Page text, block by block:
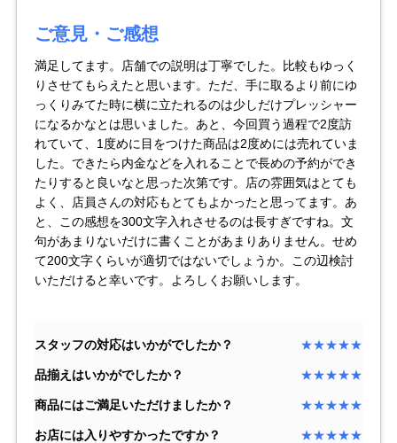
オーデマピゲ ウブロ カルティエ
グランド
セイコー
オメガ IWC
ヴァシュロン
コンスタンタン
チューダー パネライ
ご意見・ご感想
満足してます。店舗での説明は丁寧でした。比較もゆっく
りさせてもらえたと思います。ただ、手に取るより前にゆ
っくりみてた時に横に立たれるのは少しだけプレッシャー
になるかなとは思いました。あと、今回買う過程で2度訪
れていて、1度めに目をつけた商品は2度めには売れていま
した。できたら内金などを入れることで長めの予約ができ
たりすると良いなと思った次第です。店の雰囲気はとても
よく、店員さんの対応もとてもよかったと思ってます。あ
と、この感想を300文字入れさせるのは長すぎですね。文
句があまりないだけに書くことがあまりありません。せめ
て200文字くらいが適切ではないでしょうか。この辺検討
いただけると幸いです。よろしくお願いします。
スタッフの対応はいかがでしたか？ ★★★★★
品揃えはいかがでしたか？ ★★★★★
商品にはご満足いただけましたか？ ★★★★★
お店には入りやすかったですか？ ★★★★★